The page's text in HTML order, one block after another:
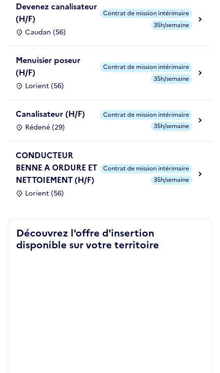
Devenez canalisateur
(H/F)
Caudan (56)
Contrat de mission intérimaire
35h/semaine
Menuisier poseur
(H/F)
Lorient (56)
Contrat de mission intérimaire
35h/semaine
Canalisateur (H/F)
Rédené (29)
Contrat de mission intérimaire
35h/semaine
CONDUCTEUR
BENNE A ORDURE ET
NETTOIEMENT (H/F)
Lorient (56)
Contrat de mission intérimaire
35h/semaine
Découvrez l'offre d'insertion
disponible sur votre territoire